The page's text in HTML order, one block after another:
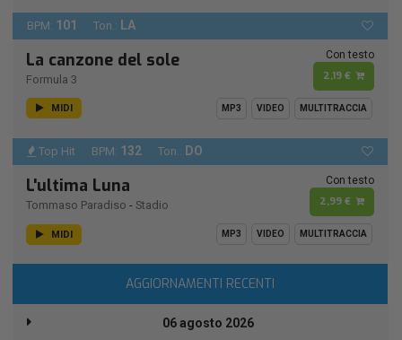
BPM: 101 Ton.: LA
La canzone del sole
Formula 3
Con testo
2,19 €
MIDI MP3 VIDEO MULTITRACCIA
Top Hit BPM: 132 Ton.: DO
L'ultima Luna
Tommaso Paradiso - Stadio
Con testo
2,99 €
MIDI MP3 VIDEO MULTITRACCIA
AGGIORNAMENTI RECENTI
06 agosto 2026